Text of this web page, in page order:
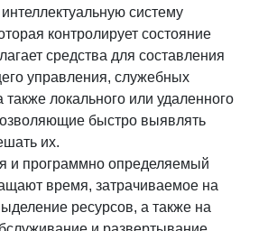
систему
контролирует состояние
средства для составления
управления, служебных
локального или удаленного
быстро выявлять
их.
и программно определяемый
время, затрачиваемое на
ресурсов, а также на